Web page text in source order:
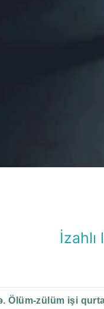
İzahlı
Ölüm-zülüm işi